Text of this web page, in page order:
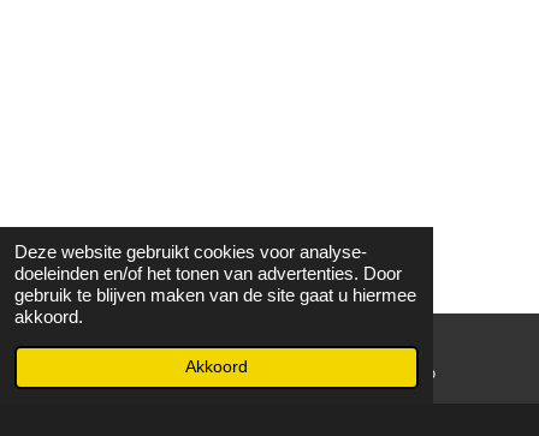
Deze website gebruikt cookies voor analyse-
doeleinden en/of het tonen van advertenties. Door
gebruik te blijven maken van de site gaat u hiermee
akkoord.
Akkoord WhatsApp